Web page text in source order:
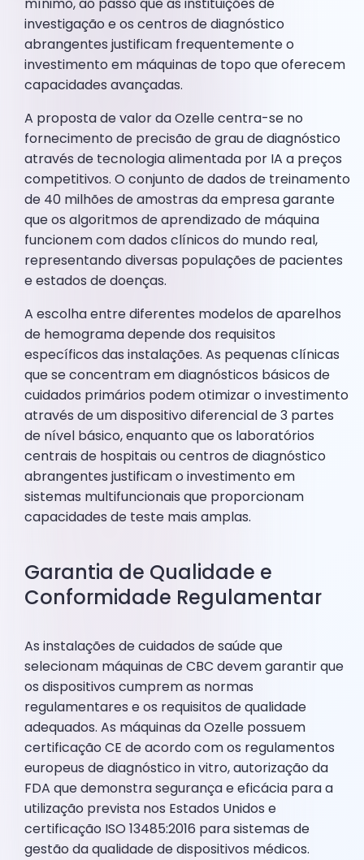
mínimo, ao passo que as instituições de
investigação e os centros de diagnóstico
abrangentes justificam frequentemente o
investimento em máquinas de topo que oferecem
capacidades avançadas.
A proposta de valor da Ozelle centra-se no
fornecimento de precisão de grau de diagnóstico
através de tecnologia alimentada por IA a preços
competitivos. O conjunto de dados de treinamento
de 40 milhões de amostras da empresa garante
que os algoritmos de aprendizado de máquina
funcionem com dados clínicos do mundo real,
representando diversas populações de pacientes
e estados de doenças.
A escolha entre diferentes modelos de aparelhos
de hemograma depende dos requisitos
específicos das instalações. As pequenas clínicas
que se concentram em diagnósticos básicos de
cuidados primários podem otimizar o investimento
através de um dispositivo diferencial de 3 partes
de nível básico, enquanto que os laboratórios
centrais de hospitais ou centros de diagnóstico
abrangentes justificam o investimento em
sistemas multifuncionais que proporcionam
capacidades de teste mais amplas.
Garantia de Qualidade e
Conformidade Regulamentar
As instalações de cuidados de saúde que
selecionam máquinas de CBC devem garantir que
os dispositivos cumprem as normas
regulamentares e os requisitos de qualidade
adequados. As máquinas da Ozelle possuem
certificação CE de acordo com os regulamentos
europeus de diagnóstico in vitro, autorização da
FDA que demonstra segurança e eficácia para a
utilização prevista nos Estados Unidos e
certificação ISO 13485:2016 para sistemas de
gestão da qualidade de dispositivos médicos.